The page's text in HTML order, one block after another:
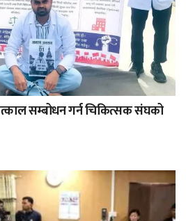
सम्बोधन गर्न चिकित्सक संघको